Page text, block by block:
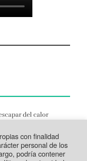
del calor
con finalidad
personal de los
podría contener